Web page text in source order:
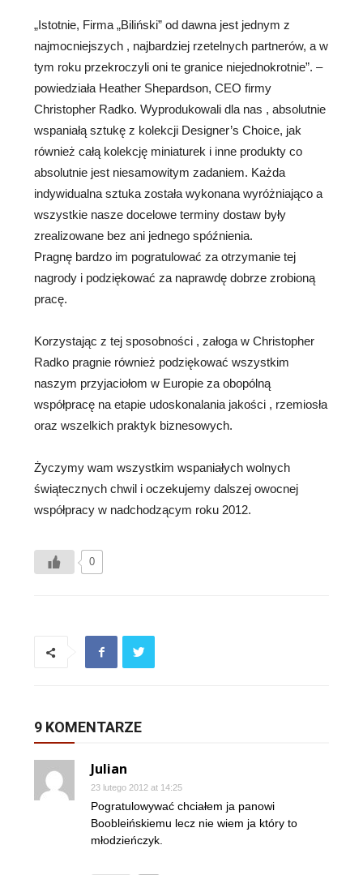
„Istotnie, Firma „Biliński” od dawna jest jednym z
najmocniejszych , najbardziej rzetelnych partnerów, a w
tym roku przekroczyli oni te granice niejednokrotnie”. –
powiedziała Heather Shepardson, CEO firmy
Christopher Radko. Wyprodukowali dla nas , absolutnie
wspaniałą sztukę z kolekcji Designer’s Choice, jak
również całą kolekcję miniaturek i inne produkty co
absolutnie jest niesamowitym zadaniem. Każda
indywidualna sztuka została wykonana wyróżniająco a
wszystkie nasze docelowe terminy dostaw były
zrealizowane bez ani jednego spóźnienia.
Pragnę bardzo im pogratulować za otrzymanie tej
nagrody i podziękować za naprawdę dobrze zrobioną
pracę.
Korzystając z tej sposobności , załoga w Christopher
Radko pragnie również podziękować wszystkim
naszym przyjaciołom w Europie za obopólną
współpracę na etapie udoskonalania jakości , rzemiosła
oraz wszelkich praktyk biznesowych.
Życzymy wam wszystkim wspaniałych wolnych
świątecznych chwil i oczekujemy dalszej owocnej
współpracy w nadchodzącym roku 2012.
0
9 KOMENTARZE
Julian
23 lutego 2012 at 14:25
Pogratulowywać chciałem ja panowi
Boobleińskiemu lecz nie wiem ja który to
młodzieńczyk.